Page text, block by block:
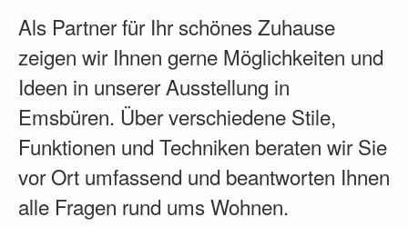
Als Partner für Ihr schönes Zuhause
zeigen wir Ihnen gerne Möglichkeiten und
Ideen in unserer Ausstellung in
Emsbüren. Über verschiedene Stile,
Funktionen und Techniken beraten wir Sie
vor Ort umfassend und beantworten Ihnen
alle Fragen rund ums Wohnen.